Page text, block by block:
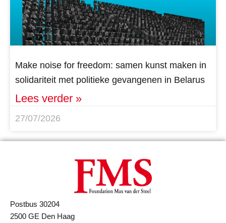
Make noise for freedom: samen kunst maken in
solidariteit met politieke gevangenen in Belarus
Lees verder »
27/07/2026
Postbus 30204
2500 GE Den Haag